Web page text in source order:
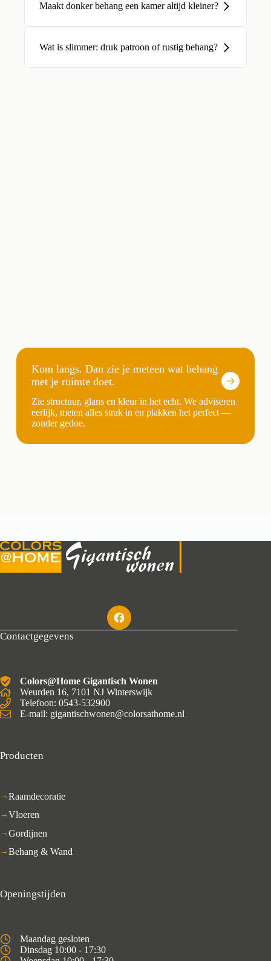
Maakt donker behang een kamer altijd kleiner?
Wat is slimmer: druk patroon of rustig behang?
Kom langs. Dan zie je meteen wat behang
met je ruimte doet.
Zie structuur, glans en kleur in het echt. We adviseren
eerlijk, meten alles strak in en plakken het perfect —
zonder gedoe.
Contactgegevens
Colors@Home Gigantisch Wonen
Weurden 16, 7101 NJ Winterswijk
Telefoon: 0543-532900
E-mail: gigantischwonen@colorsathome.nl
Producten
Raamdecoratie
Vloeren
Gordijnen
Behang & Wand
Openingstijden
Maandag gesloten
Dinsdag 10:00 - 17:30